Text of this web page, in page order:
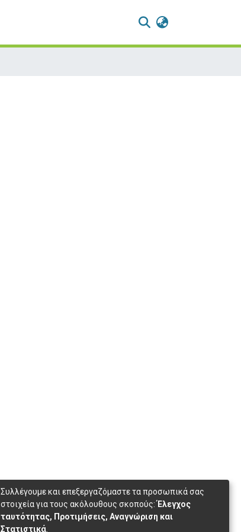
Συλλέγουμε και επεξεργαζόμαστε τα προσωπικά σας
στοιχεία για τους ακόλουθους σκοπούς:Έλεγχος
ταυτότητας, Προτιμήσεις, Αναγνώριση και
Στατιστικά